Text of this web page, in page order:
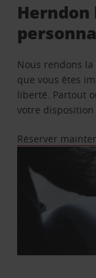
Nous rendons
que vous êtes
liberté. Partout
votre
Réserver